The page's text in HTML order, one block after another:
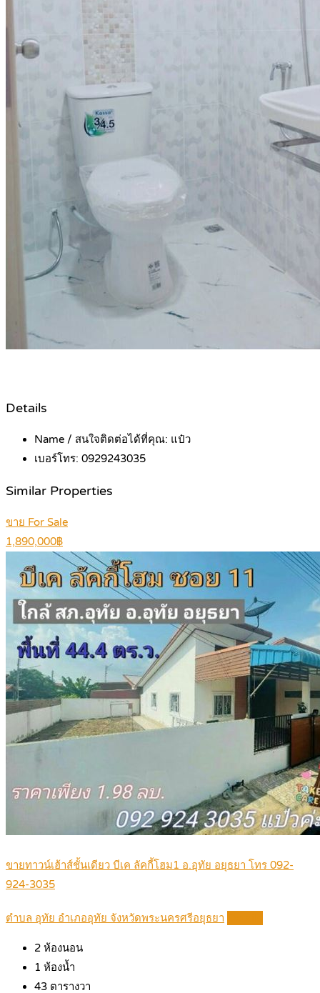
Details
Name / สนใจติดต่อได้ที่คุณ: แป๋ว
เบอร์โทร: 0929243035
Similar Properties
ขาย For Sale
1,890,000฿
ขายทาวน์เฮ้าส์ชั้นเดียว บีเค ลัคกี้โฮม1 อ.อุทัย อยุธยา โทร 092-
924-3035
ตำบล อุทัย อำเภออุทัย จังหวัดพระนครศรีอยุธยา
2 ห้องนอน
1 ห้องน้ำ
43 ตารางวา